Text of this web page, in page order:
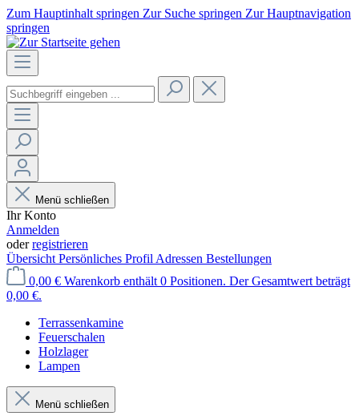
Zum Hauptinhalt springen Zur Suche springen Zur Hauptnavigation
springen
Menü schließen
Ihr Konto
Anmelden
oderregistrieren
Übersicht Persönliches Profil Adressen Bestellungen
0,00 € Warenkorb enthält 0 Positionen. Der Gesamtwert beträgt
0,00 €.
Terrassenkamine
Feuerschalen
Holzlager
Lampen
Menü schließen